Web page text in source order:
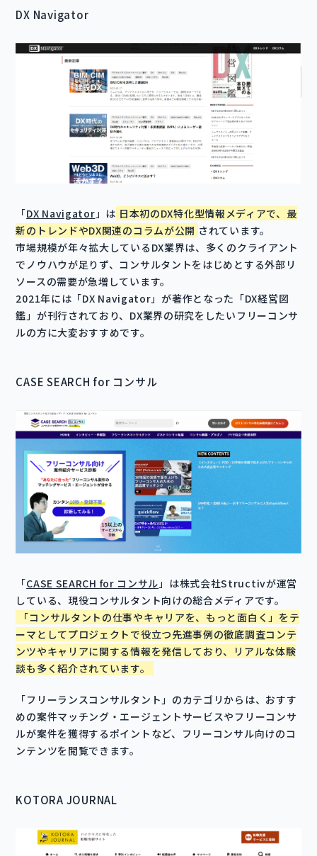
DX Navigator
「DX Navigator 」は 日本初のDX特化型情報メディアで、最
新のトレンドやDX関連のコラムが公開 されています。
市場規模が年々拡大しているDX業界は、多くのクライアント
でノウハウが足りず、コンサルタントをはじめとする外部リ
ソースの需要が急増しています。
2021年には「DX Navigator」が著作となった「DX経営図
鑑」が刊行されており、DX業界の研究をしたいフリーコンサ
ルの方に大変おすすめです。
CASE SEARCH for コンサル
「CASE SEARCH for コンサル」は株式会社Structivが運営
している、現役コンサルタント向けの総合メディアです。
「コンサルタントの仕事やキャリアを、もっと面白く」をテ
ーマとしてプロジェクトで役立つ先進事例の徹底調査コンテ
ンツやキャリアに関する情報を発信しており、リアルな体験
談も多く紹介されています。
「フリーランスコンサルタント」のカテゴリからは、おすす
めの案件マッチング・エージェントサービスやフリーコンサ
ルが案件を獲得するポイントなど、フリーコンサル向けのコ
ンテンツを閲覧できます。
KOTORA JOURNAL